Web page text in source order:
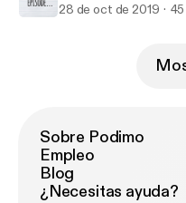
28 de oct de 2019
Sobre Podimo
Empleo
Blog
¿Necesitas ayuda?